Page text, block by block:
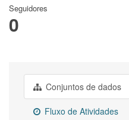
Seguidores
0
Conjuntos de dados
Fluxo de Atividades